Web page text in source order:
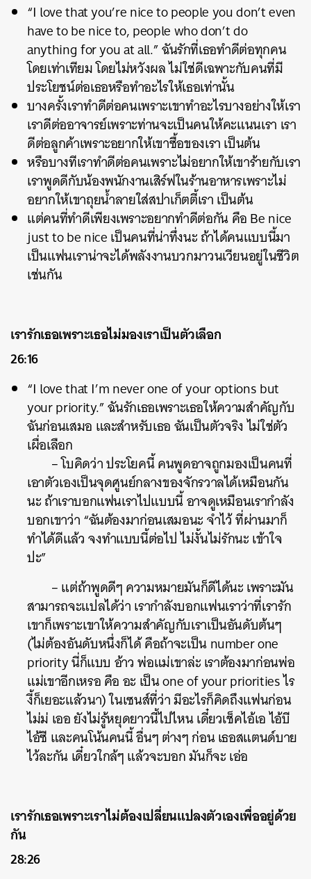
“I love that you’re nice to people you don’t even
have to be nice to, people who don’t do
anything for you at all.” ฉันรักที่เธอทำดีต่อทุกคน
โดยเท่าเทียม โดยไม่หวังผล ไม่ใช่ดีเฉพาะกับคนที่มี
ประโยชน์ต่อเธอหรือทำอะไรให้เธอเท่านั้น
บางครั้งเราทำดีต่อคนเพราะเขาทำอะไรบางอย่างให้เรา
เราดีต่ออาจารย์เพราะท่านจะเป็นคนให้คะแนนเรา เรา
ดีต่อลูกค้าเพราะอยากให้เขาซื้อของเรา เป็นต้น
หรือบางทีเราทำดีต่อคนเพราะไม่อยากให้เขาร้ายกับเรา
เราพูดดีกับน้องพนักงานเสิร์ฟในร้านอาหารเพราะไม่
อยากให้เขาถุยน้ำลายใส่สปาเก็ตตี้เรา เป็นต้น
แต่คนที่ทำดีเพียงเพราะอยากทำดีต่อกัน คือ Be nice
just to be nice เป็นคนที่น่าทึ่งนะ ถ้าได้คนแบบนี้มา
เป็นแฟนเราน่าจะได้พลังงานบวกมาวนเวียนอยู่ในชีวิต
เช่นกัน
เรารักเธอเพราะเธอไม่มองเราเป็นตัวเลือก
26:16
“I love that I’m never one of your options but
your priority.” ฉันรักเธอเพราะเธอให้ความสำคัญกับ
ฉันก่อนเสมอ และสำหรับเธอ ฉันเป็นตัวจริง ไม่ใช่ตัว
เผื่อเลือก
– โบคิดว่า ประโยคนี้ คนพูดอาจถูกมองเป็นคนที่
เอาตัวเองเป็นจุดศูนย์กลางของจักรวาลได้เหมือนกัน
นะ ถ้าเราบอกแฟนเราไปแบบนี้ อาจดูเหมือนเรากำลัง
บอกเขาว่า “ฉันต้องมาก่อนเสมอนะ จำไว้ ที่ผ่านมาก็
ทำได้ดีแล้ว จงทำแบบนี้ต่อไป ไม่งั้นไม่รักนะ เข้าใจ
ปะ”
– แต่ถ้าพูดดีๆ ความหมายมันก็ดีได้นะ เพราะมัน
สามารถจะแปลได้ว่า เรากำลังบอกแฟนเราว่าที่เรารัก
เขาก็เพราะเขาให้ความสำคัญกับเราเป็นอันดับต้นๆ
(ไม่ต้องอันดับหนึ่งก็ได้ คือถ้าจะเป็น number one
priority นี่ก็แบบ อ้าว พ่อแม่เขาล่ะ เราต้องมาก่อนพ่อ
แม่เขาอีกเหรอ คือ อะ เป็น one of your priorities ไร
งี้ก็เยอะแล้วนา) ในเซนส์ที่ว่า มีอะไรก็คิดถึงแฟนก่อน
ไม่ม่ เออ ยังไม่รู้หยุดยาวนี้ไปไหน เดี๋ยวเช็คไอ้เอ ไอ้บี
ไอ้ซี และคนโน้นคนนี้ อื่นๆ ต่างๆ ก่อน เธอสแตนด์บาย
ไว้ละกัน เดี๋ยวใกล้ๆ แล้วจะบอก มันก็จะ เอ่อ
เรารักเธอเพราะเราไม่ต้องเปลี่ยนแปลงตัวเองเพื่ออยู่ด้วย
กัน
28:26